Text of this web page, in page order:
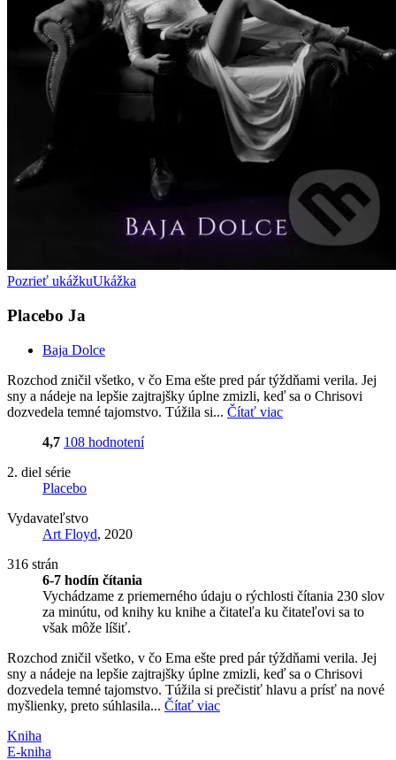
Pozrieť ukážkuUkážka
Placebo Ja
Baja Dolce
Rozchod zničil všetko, v čo Ema ešte pred pár týždňami verila. Jej
sny a nádeje na lepšie zajtrajšky úplne zmizli, keď sa o Chrisovi
dozvedela temné tajomstvo. Túžila si... Čítať viac
4,7 108 hodnotení
2. diel série
Placebo
Vydavateľstvo
Art Floyd, 2020
316 strán
6-7 hodín čítania
Vychádzame z priemerného údaju o rýchlosti čítania 230 slov
za minútu, od knihy ku knihe a čitateľa ku čitateľovi sa to
však môže líšiť.
Rozchod zničil všetko, v čo Ema ešte pred pár týždňami verila. Jej
sny a nádeje na lepšie zajtrajšky úplne zmizli, keď sa o Chrisovi
dozvedela temné tajomstvo. Túžila si prečistiť hlavu a prísť na nové
myšlienky, preto súhlasila... Čítať viac
Kniha
E-kniha